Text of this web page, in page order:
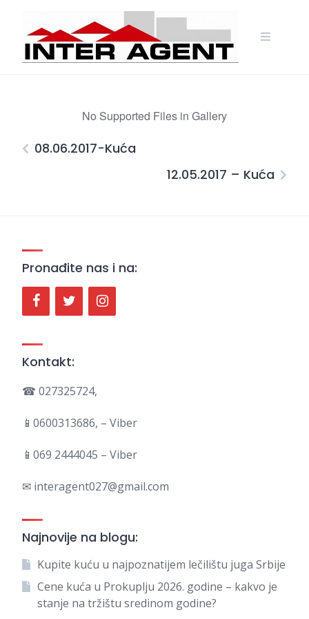
content
No Supported Files in Gallery
08.06.2017-Kuća
12.05.2017 – Kuća
Pronađite nas i na:
Kontakt:
☎ 027325724,
📱0600313686, – Viber
📱069 2444045 – Viber
✉ interagent027@gmail.com
Najnovije na blogu:
Kupite kuću u najpoznatijem lečilištu juga Srbije
Cene kuća u Prokuplju 2026. godine – kakvo je
stanje na tržištu sredinom godine?